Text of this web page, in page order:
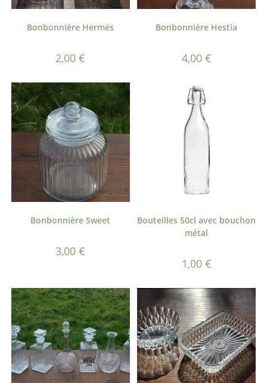
Bonbonnière Hermès
2,00€
Bonbonnière Hestia
4,00 €
Bonbonnière Sweet
3,00€
Bouteilles 50cl avec bouchon
métal
1,00 €